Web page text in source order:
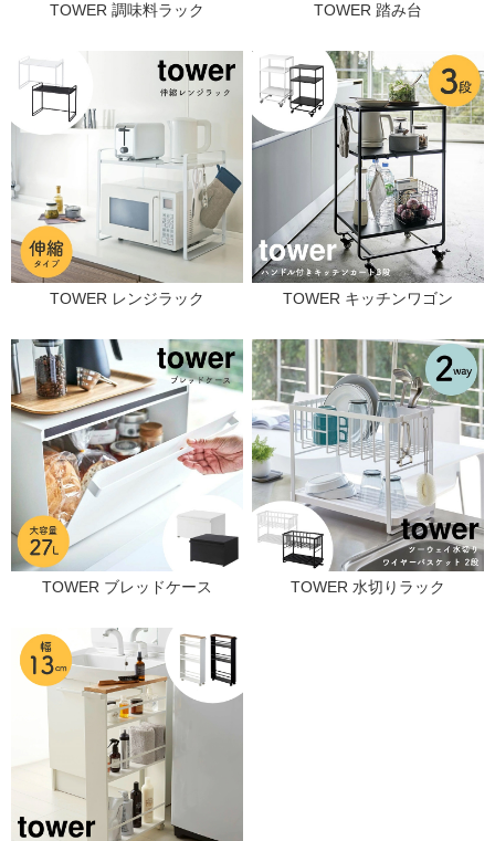
TOWER 調味料ラック TOWER 踏み台
TOWER レンジラック TOWER キッチンワゴン
TOWER ブレッドケース TOWER 水切りラック